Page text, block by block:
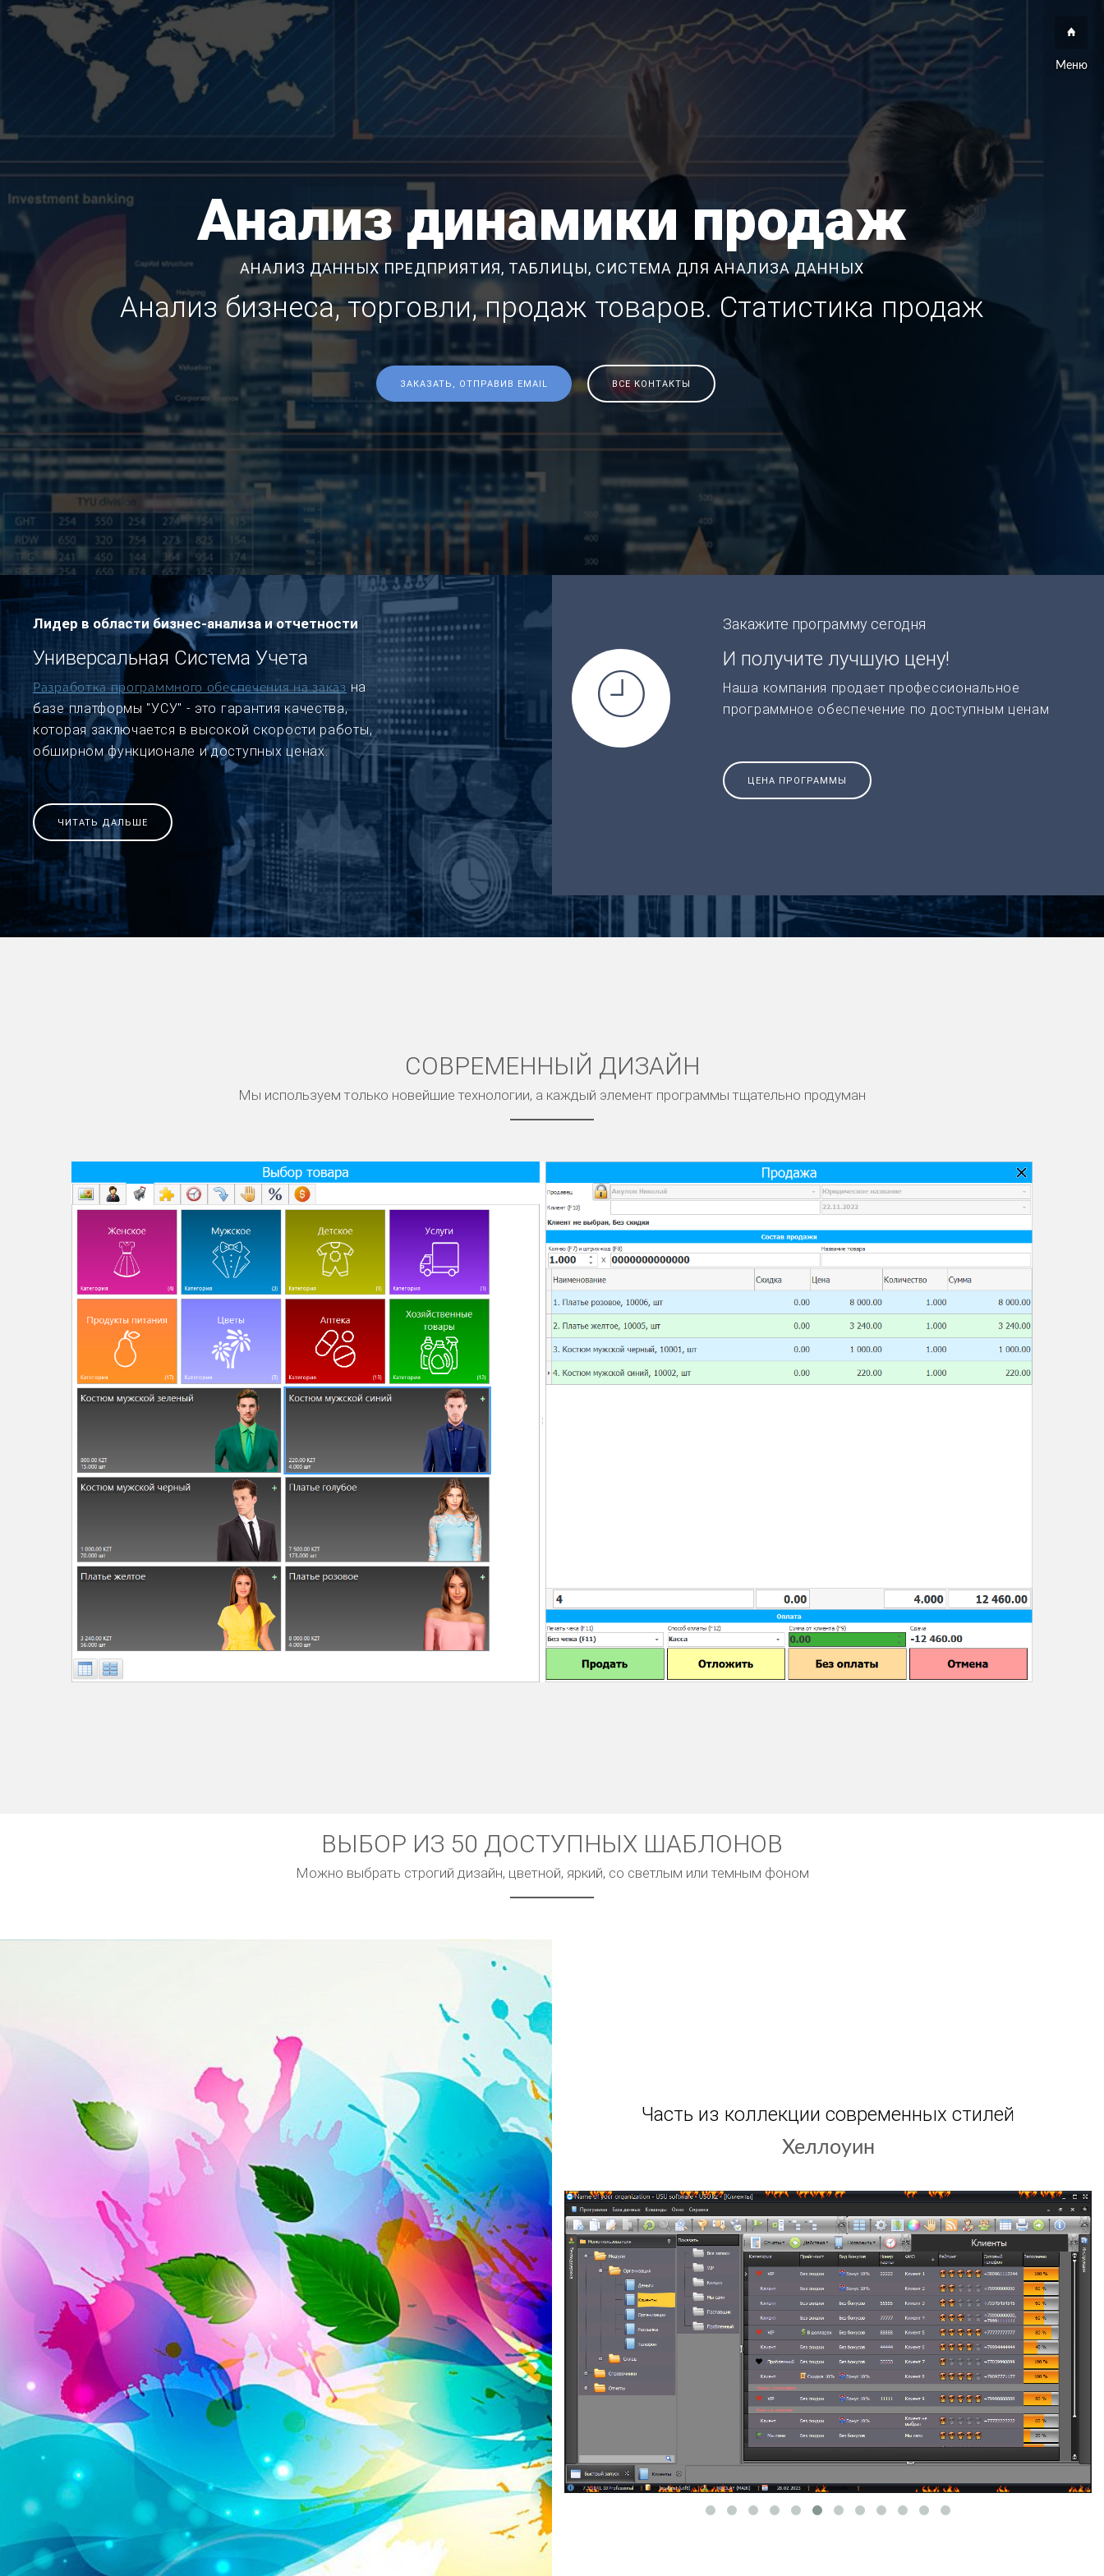
Меню
Анализ динамики продаж
АНАЛИЗ ДАННЫХ ПРЕДПРИЯТИЯ, ТАБЛИЦЫ, СИСТЕМА ДЛЯ АНАЛИЗА ДАННЫХ
Анализ бизнеса, торговли, продаж товаров. Статистика продаж
ЗАКАЗАТЬ, ОТПРАВИВ EMAIL ВСЕ КОНТАКТЫ
Лидер в области бизнес-анализа и отчетности
Универсальная Система Учета
Разработка программного обеспечения на заказ на
базе платформы "УСУ" - это гарантия качества,
которая заключается в высокой скорости работы,
обширном функционале и доступных ценах.
ЧИТАТЬ ДАЛЬШЕ
Закажите программу сегодня
И получите лучшую цену!
Наша компания продает профессиональное
программное обеспечение по доступным ценам
ЦЕНА ПРОГРАММЫ
СОВРЕМЕННЫЙ ДИЗАЙН
Мы используем только новейшие технологии, а каждый элемент программы тщательно продуман
ВЫБОР ИЗ 50 ДОСТУПНЫХ ШАБЛОНОВ
Можно выбрать строгий дизайн, цветной, яркий, со светлым или темным фоном
Часть из коллекции современных стилей
Хеллоуин Острая бритва